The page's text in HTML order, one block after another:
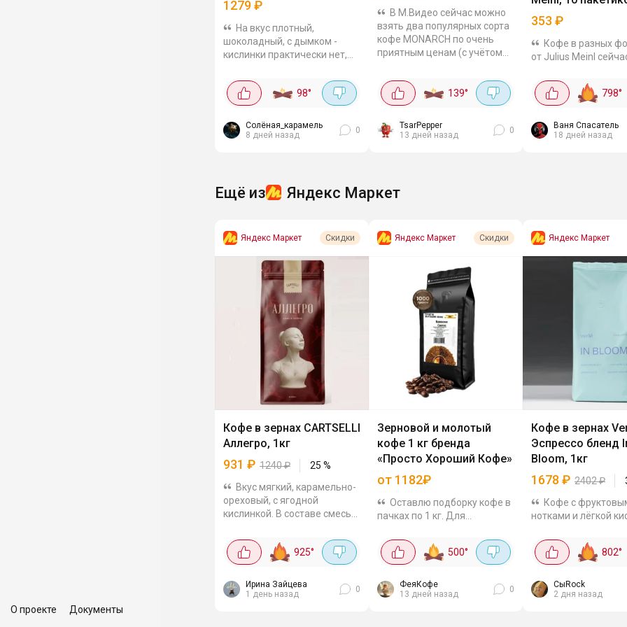
О проекте
Документы
1279₽
На вкус плотный,
шоколадный, с дымком -
кислинки практически нет,
Пенка густая, держится
нормально.
98°
Солёная_карамель
8 дней назад
0
В М.Видео сейчас можно
взять два популярных сорта
кофе MONARCH по очень
приятным ценам (с учётом
original Brazilian, 800 г - 969₽.
Классический бразильский...
139°
TsarPepper
13 дней назад
0
другие
353 ₽
Кофе в разных
от Julius Meinl
богатой историей,
предлагающий
любых способов
заваривания. Дрип
798°
Ваня Спасатель
18 дней назад
Ещё из Яндекс Маркет
Яндекс Маркет Скидки
Кофе в зернах CARTSELLI
Аллегро, 1кг
931 ₽ 1240₽ 25 %
Вкус мягкий, карамельно-
ореховый, с ягодной
кислинкой. В составе смесь
Уганды. Зёрна прошли
среднюю и тёмную обжарку,
что даёт плотный,...
925°
Ирина Зайцева
1 день назад
0
Яндекс Маркет Скидки
Зерновой и молотый
кофе 1 кг бренда
«Просто Хороший Кофе»
от 1182₽
Оставлю подборку кофе в
пачках по 1 кг. Для
применяйте промокод
D1TPYN4D Кофе в зернах:
Универсальная смесь
арабики и...
500°
ФеяКофе
13 дней назад
0
Яндекс Маркет
Кофе в зернах
Эспрессо бленд
Bloom, 1кг
1678 ₽ 2402₽
Кофе с
нотками и лёгкой
бленд из 100%
средней обжарки.
один к одному, без...
802°
СыRock
2 дня назад